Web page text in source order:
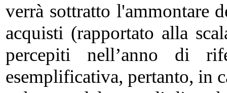
verrà sottratto l'ammontare
acquisti (rapportato alla
percepiti nell’anno di
esemplificativa, pertanto, in